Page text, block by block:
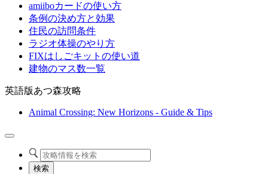
amiiboカードの使い方
条例の決め方と効果
住民の訪問条件
ラジオ体操のやり方
FIXはしごキットの使い道
建物のマス数一覧
英語版あつ森攻略
Animal Crossing: New Horizons - Guide & Tips
検索